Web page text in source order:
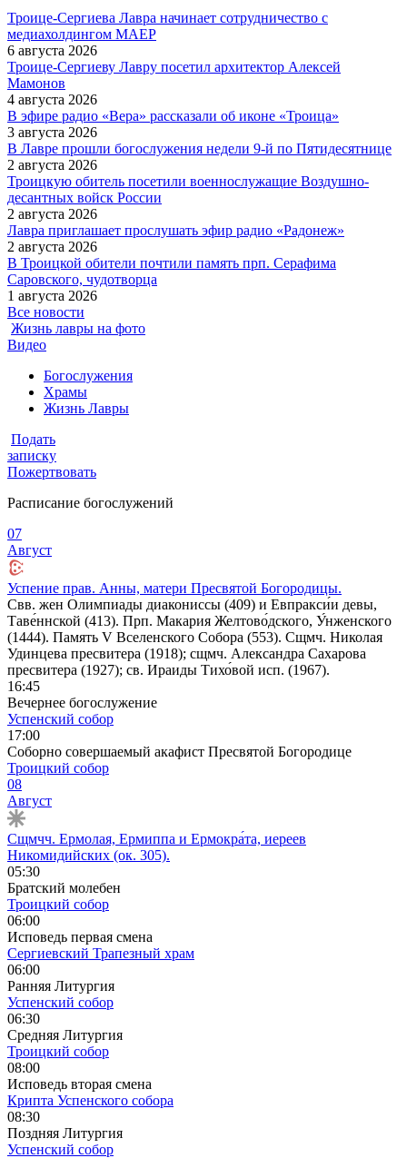
Троице-Сергиева Лавра начинает сотрудничество с
медиахолдингом МАЕР
6 августа 2026
Троице-Сергиеву Лавру посетил архитектор Алексей
Мамонов
4 августа 2026
В эфире радио «Вера» рассказали об иконе «Троица»
3 августа 2026
В Лавре прошли богослужения недели 9-й по Пятидесятнице
2 августа 2026
Троицкую обитель посетили военнослужащие Воздушно-
десантных войск России
2 августа 2026
Лавра приглашает прослушать эфир радио «Радонеж»
2 августа 2026
В Троицкой обители почтили память прп. Серафима
Саровского, чудотворца
1 августа 2026
Все новости
Жизнь лавры на фото
Видео
Богослужения
Храмы
Жизнь Лавры
Подать
записку
Пожертвовать
Расписание богослужений
07
Август
Успение прав. Анны, матери Пресвятой Богородицы.
Свв. жен Олимпиады диакониссы (409) и Евпракси́и девы,
Таве́ннской (413). Прп. Макария Желтово́дского, У́нженского
(1444). Память V Вселенского Собора (553). Сщмч. Николая
Удинцева пресвитера (1918); сщмч. Александра Сахарова
пресвитера (1927); св. Ираиды Тихо́вой исп. (1967).
16:45
Вечернее богослужение
Успенский собор
17:00
Соборно совершаемый акафист Пресвятой Богородице
Троицкий собор
08
Август
Сщмчч. Ермолая, Ермиппа и Ермокра́та, иереев
Никомидийских (ок. 305).
05:30
Братский молебен
Троицкий собор
06:00
Исповедь первая смена
Сергиевский Трапезный храм
06:00
Ранняя Литургия
Успенский собор
06:30
Средняя Литургия
Троицкий собор
08:00
Исповедь вторая смена
Крипта Успенского собора
08:30
Поздняя Литургия
Успенский собор